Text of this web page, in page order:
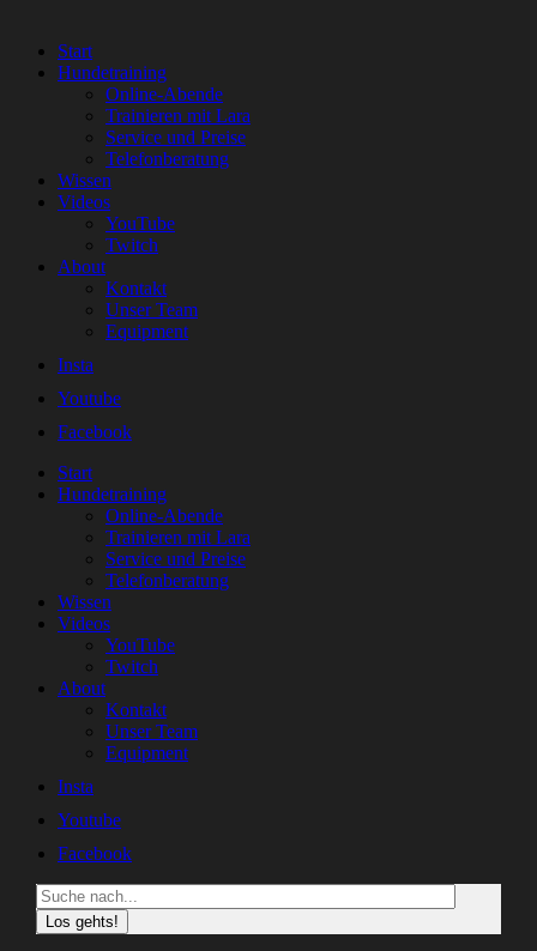
Start
Hundetraining
Online-Abende
Trainieren mit Lara
Service und Preise
Telefonberatung
Wissen
Videos
YouTube
Twitch
About
Kontakt
Unser Team
Equipment
Insta
Youtube
Facebook
Start
Hundetraining
Online-Abende
Trainieren mit Lara
Service und Preise
Telefonberatung
Wissen
Videos
YouTube
Twitch
About
Kontakt
Unser Team
Equipment
Insta
Youtube
Facebook
Suche